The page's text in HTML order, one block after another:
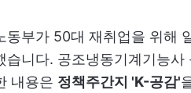
동부가 50대 재취업을 위해
습니다. 공조냉동기계기능
내용은 정책주간지 'K-공감'